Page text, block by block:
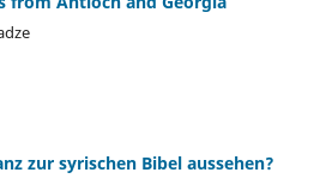
zur syrischen Bibel aussehen?